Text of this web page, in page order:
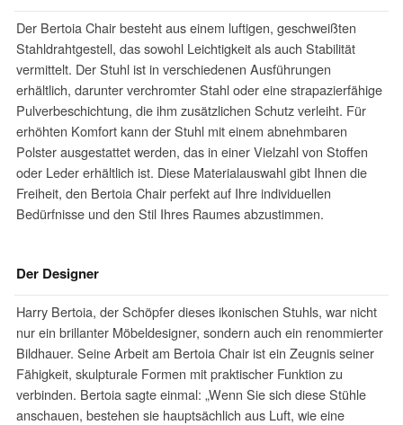
Der Bertoia Chair besteht aus einem luftigen, geschweißten
Stahldrahtgestell, das sowohl Leichtigkeit als auch Stabilität
vermittelt. Der Stuhl ist in verschiedenen Ausführungen
erhältlich, darunter verchromter Stahl oder eine strapazierfähige
Pulverbeschichtung, die ihm zusätzlichen Schutz verleiht. Für
erhöhten Komfort kann der Stuhl mit einem abnehmbaren
Polster ausgestattet werden, das in einer Vielzahl von Stoffen
oder Leder erhältlich ist. Diese Materialauswahl gibt Ihnen die
Freiheit, den Bertoia Chair perfekt auf Ihre individuellen
Bedürfnisse und den Stil Ihres Raumes abzustimmen.
Der Designer
Harry Bertoia, der Schöpfer dieses ikonischen Stuhls, war nicht
nur ein brillanter Möbeldesigner, sondern auch ein renommierter
Bildhauer. Seine Arbeit am Bertoia Chair ist ein Zeugnis seiner
Fähigkeit, skulpturale Formen mit praktischer Funktion zu
verbinden. Bertoia sagte einmal: „Wenn Sie sich diese Stühle
anschauen, bestehen sie hauptsächlich aus Luft, wie eine